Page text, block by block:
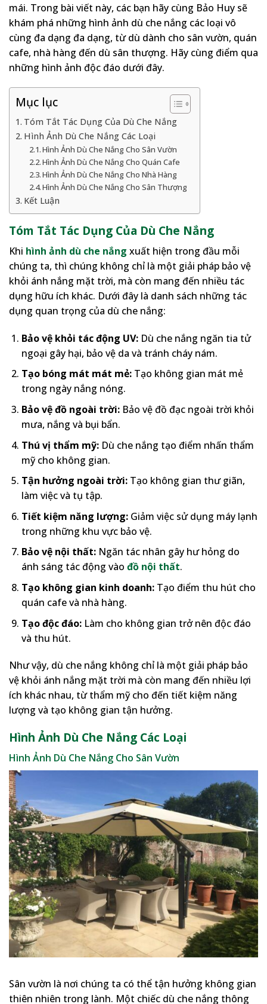
mái. Trong bài viết này, các bạn hãy cùng Bảo Huy sẽ
khám phá những hình ảnh dù che nắng các loại vô
cùng đa dạng đa dạng, từ dù dành cho sân vườn, quán
cafe, nhà hàng đến dù sân thượng. Hãy cùng điểm qua
những hình ảnh độc đáo dưới đây.
Mục lục
Tóm Tắt Tác Dụng Của Dù Che Nắng
Hình Ảnh Dù Che Nắng Các Loại
Hình Ảnh Dù Che Nắng Cho Sân Vườn
Hình Ảnh Dù Che Nắng Cho Quán Cafe
Hình Ảnh Dù Che Nắng Cho Nhà Hàng
Hình Ảnh Dù Che Nắng Cho Sân Thượng
Kết Luận
Tóm Tắt Tác Dụng Của Dù Che Nắng
Khi hình ảnh dù che nắng xuất hiện trong đầu mỗi
chúng ta, thì chúng không chỉ là một giải pháp bảo vệ
khỏi ánh nắng mặt trời, mà còn mang đến nhiều tác
dụng hữu ích khác. Dưới đây là danh sách những tác
dụng quan trọng của dù che nắng:
Bảo vệ khỏi tác động UV:Dù che nắng ngăn tia tử
ngoại gây hại, bảo vệ da và tránh cháy nám.
Tạo bóng mát mát mẻ:Tạo không gian mát mẻ
trong ngày nắng nóng.
Bảo vệ đồ ngoài trời:Bảo vệ đồ đạc ngoài trời khỏi
mưa, nắng và bụi bẩn.
Thú vị thẩm mỹ:Dù che nắng tạo điểm nhấn thẩm
mỹ cho không gian.
Tận hưởng ngoài trời:Tạo không gian thư giãn,
làm việc và tụ tập.
Tiết kiệm năng lượng:Giảm việc sử dụng máy lạnh
trong những khu vực bảo vệ.
Bảo vệ nội thất:Ngăn tác nhân gây hư hỏng do
ánh sáng tác động vào đồ nội thất.
Tạo không gian kinh doanh:Tạo điểm thu hút cho
quán cafe và nhà hàng.
Tạo độc đáo:Làm cho không gian trở nên độc đáo
và thu hút.
Như vậy, dù che nắng không chỉ là một giải pháp bảo
vệ khỏi ánh nắng mặt trời mà còn mang đến nhiều lợi
ích khác nhau, từ thẩm mỹ cho đến tiết kiệm năng
lượng và tạo không gian tận hưởng.
Hình Ảnh Dù Che Nắng Các Loại
Hình Ảnh Dù Che Nắng Cho Sân Vườn
Sân vườn là nơi chúng ta có thể tận hưởng không gian
thiên nhiên trong lành. Một chiếc dù che nắng thông